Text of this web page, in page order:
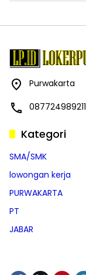
Purwakarta
087724989211
Kategori
SMA/SMK
lowongan kerja
PURWAKARTA
PT
JABAR